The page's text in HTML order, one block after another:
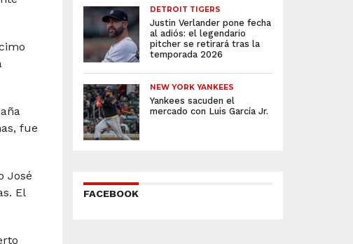
fue
José
El
DETROIT TIGERS
Justin Verlander pone fecha
al adiós: el legendario
pitcher se retirará tras la
temporada 2026
NEW YORK YANKEES
Yankees sacuden el
mercado con Luis García Jr.
FACEBOOK